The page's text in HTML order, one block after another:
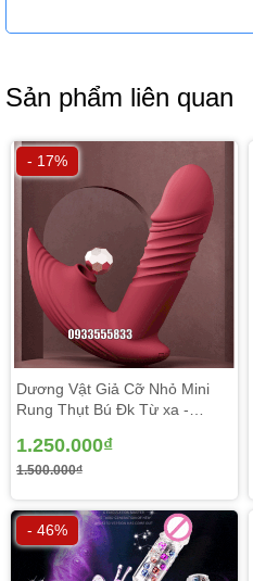
Sản phẩm liên quan
- 17%
Dương Vật Giả Cỡ Nhỏ Mini
Rung Thụt Bú Đk Từ xa -
1.250.000₫
1.500.000₫
- 46%